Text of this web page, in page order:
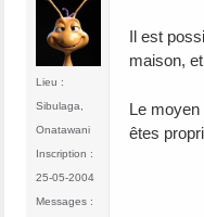
Lieu :
Sibulaga,
Onatawani
Inscription :
25-05-2004
Messages :
Il est
maison,
Le
êtes